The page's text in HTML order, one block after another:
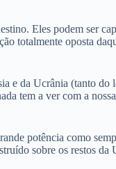
Eles podem ser
totalmente oposta
e da Ucrânia (tanto
tem a ver com a
potência como
sobre os restos da